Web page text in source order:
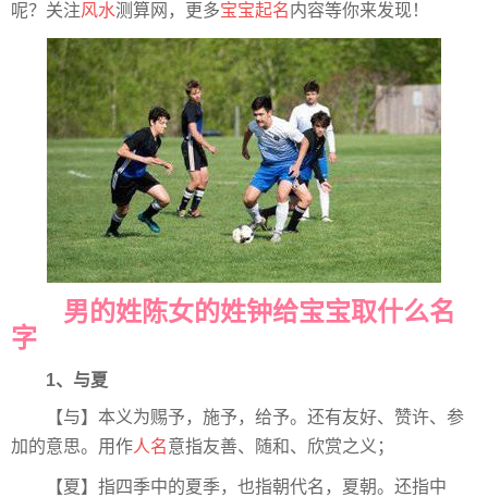
呢？关注风水测算网，更多宝宝起名内容等你来发现！
男的姓陈女的姓钟给宝宝取什么名
字
1、与夏
【与】本义为赐予，施予，给予。还有友好、赞许、参
加的意思。用作人名意指友善、随和、欣赏之义；
【夏】指四季中的夏季，也指朝代名，夏朝。还指中